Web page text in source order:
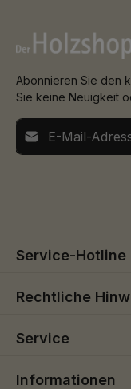
Abonnieren Sie den
Sie keine Neuigkeit
E-Mail-Adresse*
Service-Hotline
Rechtliche
Service
Informationen